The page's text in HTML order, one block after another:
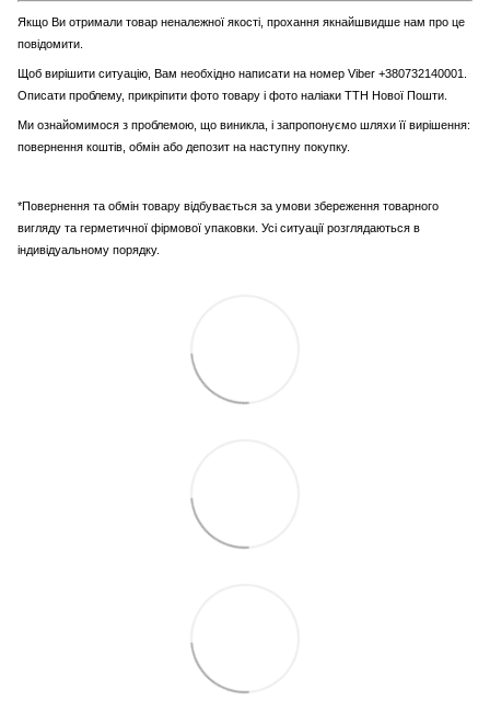
Якщо Ви отримали товар неналежної якості, прохання якнайшвидше нам про це
повідомити.
Щоб вирішити ситуацію, Вам необхідно написати на номер Viber +380732140001.
Описати проблему, прикріпити фото товару і фото наліаки ТТН Нової Пошти.
Ми ознайомимося з проблемою, що виникла, і запропонуємо шляхи її вирішення:
повернення коштів, обмін або депозит на наступну покупку.
*Повернення та обмін товару відбувається за умови збереження товарного
вигляду та герметичної фірмової упаковки. Усі ситуації розглядаються в
індивідуальному порядку.